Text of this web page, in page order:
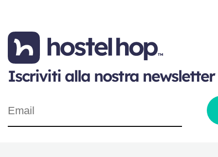
Iscriviti alla nostra newsletter